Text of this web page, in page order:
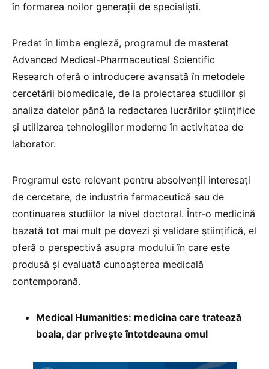
în formarea noilor generații de specialiști.
Predat în limba engleză, programul de masterat
Advanced Medical-Pharmaceutical Scientific
Research oferă o introducere avansată în metodele
cercetării biomedicale, de la proiectarea studiilor și
analiza datelor până la redactarea lucrărilor științifice
și utilizarea tehnologiilor moderne în activitatea de
laborator.
Programul este relevant pentru absolvenții interesați
de cercetare, de industria farmaceutică sau de
continuarea studiilor la nivel doctoral. Într-o medicină
bazată tot mai mult pe dovezi și validare științifică, el
oferă o perspectivă asupra modului în care este
produsă și evaluată cunoașterea medicală
contemporană.
Medical Humanities: medicina care tratează
boala, dar privește întotdeauna omul